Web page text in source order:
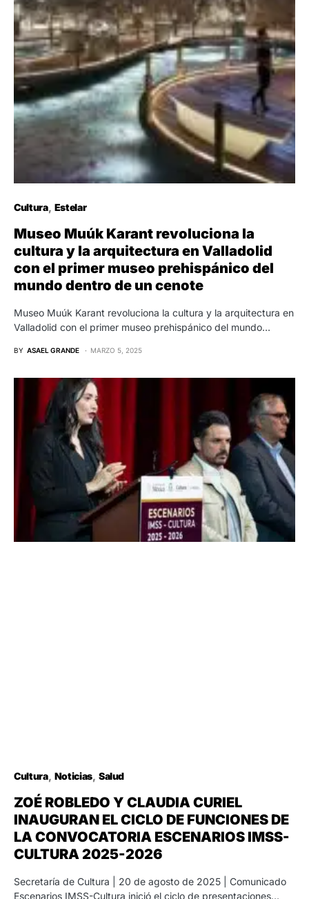
Cultura Estelar
Museo Muúk Karant revoluciona la
cultura y la arquitectura en Valladolid
con el primer museo prehispánico del
mundo dentro de un cenote
Museo Muúk Karant revoluciona la cultura y la arquitectura en
Valladolid con el primer museo prehispánico del mundo…
BY ASAEL GRANDE MARZO 5, 2025
Cultura Noticias Salud
ZOÉ ROBLEDO Y CLAUDIA CURIEL
INAUGURAN EL CICLO DE FUNCIONES DE
LA CONVOCATORIA ESCENARIOS IMSS-
CULTURA 2025-2026
Secretaría de Cultura | 20 de agosto de 2025 | Comunicado
Escenarios IMSS-Cultura inició el ciclo de presentaciones…